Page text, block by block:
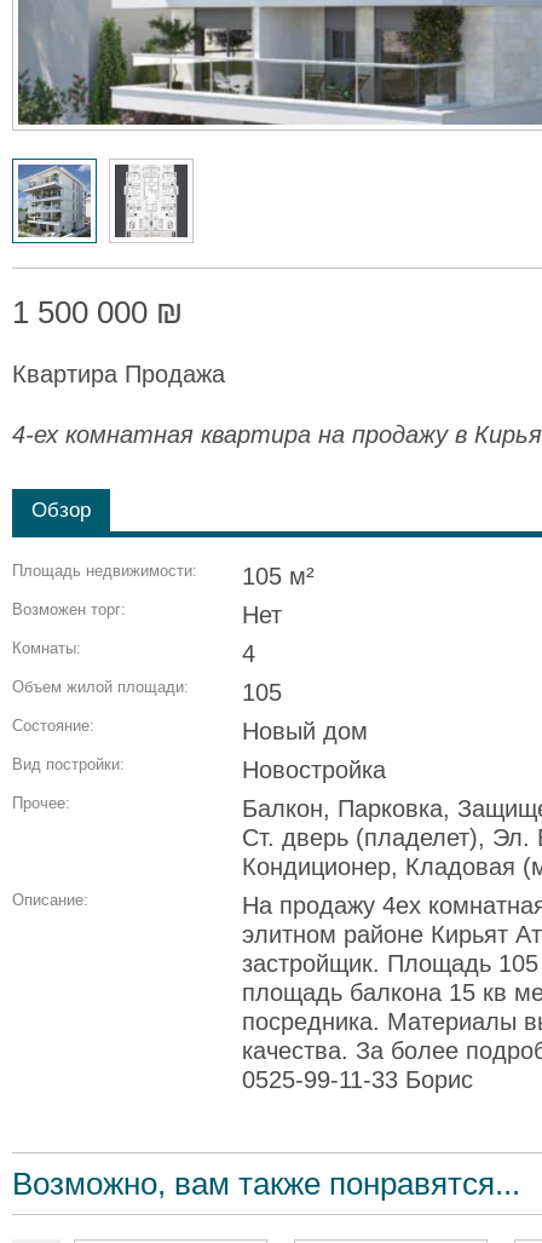
1 500 000 ₪
Квартира Продажа
4-ех комнатная квартира на продажу в
Обзор
Площадь недвижимости: 105 м²
Возможен торг: Нет
Комнаты: 4
Объем жилой площади: 105
Состояние: Новый дом
Вид постройки: Новостройка
Прочее:
Балкон, Парковка,
Ст. дверь (пладелет), Эл.
Кондиционер, Кладовая
Описание:
На продажу 4ех
элитном районе Кирьят
застройщик. Площадь
площадь балкона 15 кв
посредника. Материалы
качества. За более
0525-99-11-33 Борис
Возможно, вам также понравятся...